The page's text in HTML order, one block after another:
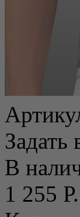
Задать
В
1 255 Р.